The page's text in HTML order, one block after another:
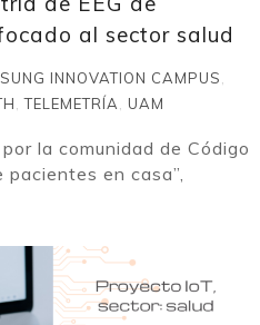
al sector salud
INNOVATION CAMPUS
,TELEMETRÍA UAM
la comunidad de Código
pacientes en casa”,